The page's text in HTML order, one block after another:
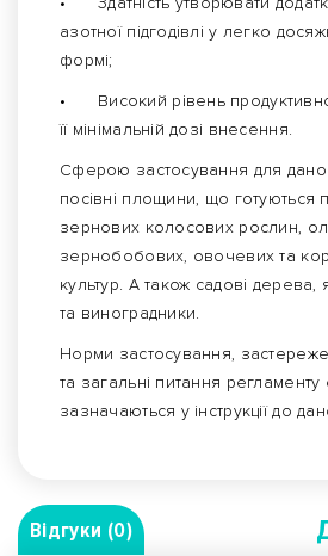
азотної підгодівлі у легко
формі;
•
Високий рівень
її мінімальній дозі внесення.
Сферою застосування для
посівні площини, що готуються
зернових колосових рослин,
зернобобових, овочевих та
культур. А також садові дерева,
та виноградники.
Норми застосування,
та загальні питання регламенту
зазначаються у інструкції до
Відгуки (0)